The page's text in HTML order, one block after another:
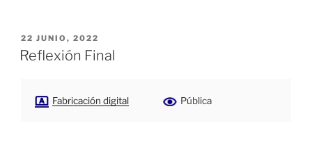
PUBLICADO
EL
22 JUNIO, 2022
Reflexión Final
Fabricación digital Pública